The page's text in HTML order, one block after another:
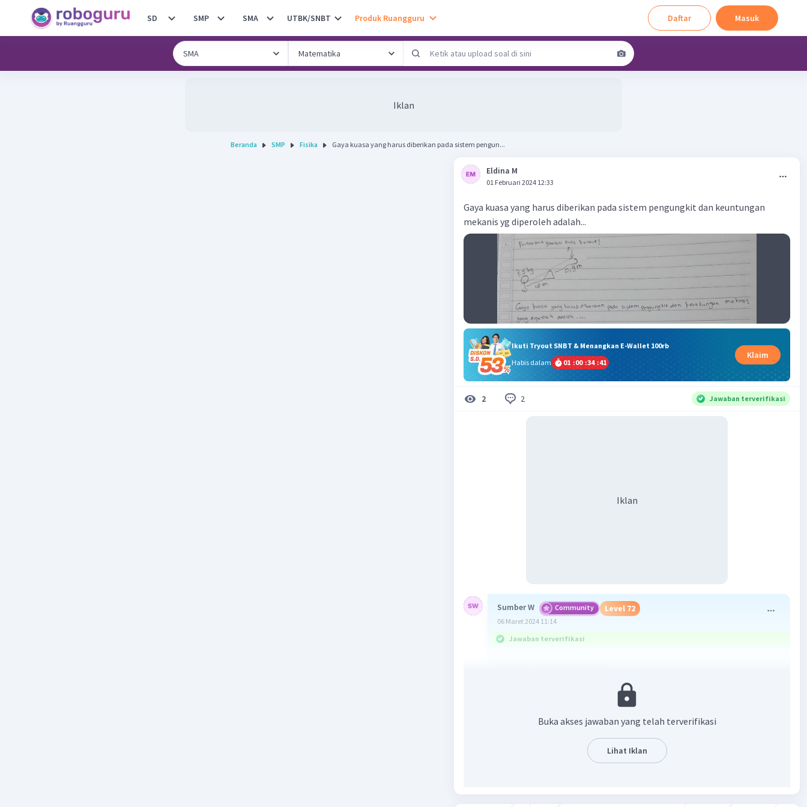
SD SMP SMA UTBK/SNBT Produk Ruangguru Daftar Masuk
Iklan
Beranda SMP Fisika Gaya kuasa yang harus diberikan pada sistem pengun...
Eldina M
01 Februari 2024 12:33
Gaya kuasa yang harus diberikan pada sistem pengungkit dan keuntungan
mekanis yg diperoleh adalah...
Ikuti Tryout SNBT & Menangkan E-Wallet 100rb
Habis dalam
01 :00 :34 :40
Klaim
2 2 Jawaban terverifikasi
Iklan
Sumber W Community Level 72
06 Maret 2024 11:14
Jawaban terverifikasi
Keuntungan Mekanis (KM) = 5
Buka akses jawaban yang telah terverifikasi
Lihat Iklan